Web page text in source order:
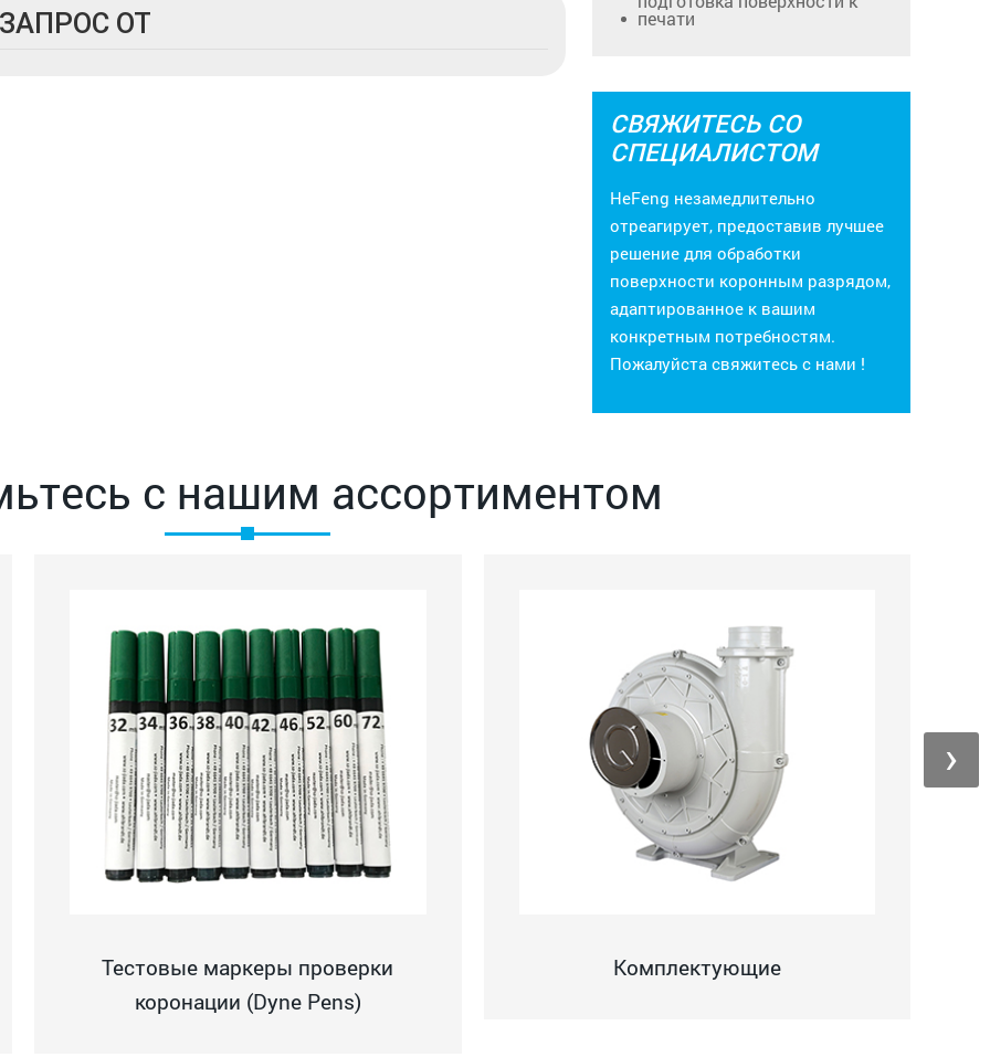
ЗАПРОС ОТ печати
СВЯЖИТЕСЬ СО
СПЕЦИАЛИСТОМ
HeFeng незамедлительно
отреагирует, предоставив лучшее
решение для обработки
поверхности коронным разрядом,
адаптированное к вашим
конкретным потребностям.
Пожалуйста свяжитесь с нами !
с нашим ассортиментом
Тестовые маркеры проверки
коронации (Dyne Pens)
Комплектующие
›